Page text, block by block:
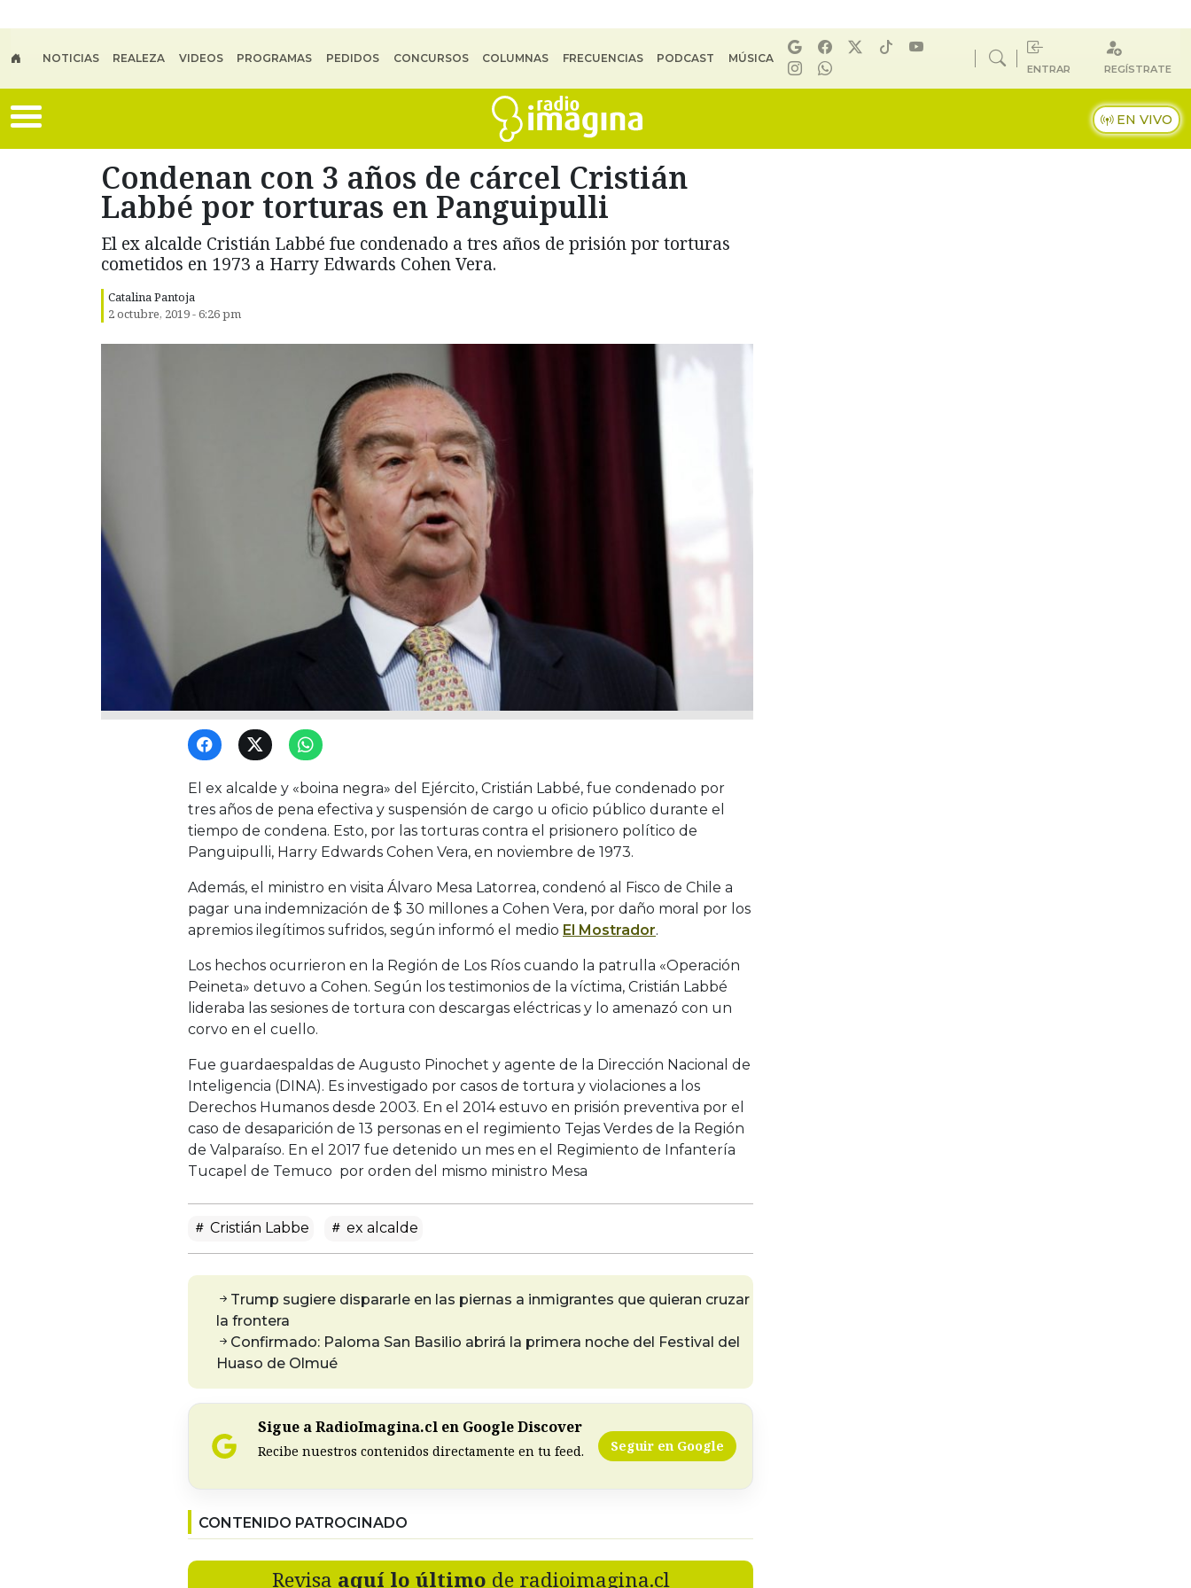
NOTICIAS REALEZA VIDEOS PROGRAMAS PEDIDOS CONCURSOS COLUMNAS FRECUENCIAS PODCAST MÚSICA
ENTRAR REGÍSTRATE
EN VIVO
Condenan con 3 años de cárcel Cristián
Labbé por torturas en Panguipulli
El ex alcalde Cristián Labbé fue condenado a tres años de prisión por torturas
cometidos en 1973 a Harry Edwards Cohen Vera.
Catalina Pantoja
2 octubre, 2019 - 6:26 pm
El ex alcalde y «boina negra» del Ejército, Cristián Labbé, fue condenado por
tres años de pena efectiva y suspensión de cargo u oficio público durante el
tiempo de condena. Esto, por las torturas contra el prisionero político de
Panguipulli, Harry Edwards Cohen Vera, en noviembre de 1973.
Además, el ministro en visita Álvaro Mesa Latorrea, condenó al Fisco de Chile a
pagar una indemnización de $ 30 millones a Cohen Vera, por daño moral por los
apremios ilegítimos sufridos, según informó el medio El Mostrador.
Los hechos ocurrieron en la Región de Los Ríos cuando la patrulla «Operación
Peineta» detuvo a Cohen. Según los testimonios de la víctima, Cristián Labbé
lideraba las sesiones de tortura con descargas eléctricas y lo amenazó con un
corvo en el cuello.
Fue guardaespaldas de Augusto Pinochet y agente de la Dirección Nacional de
Inteligencia (DINA). Es investigado por casos de tortura y violaciones a los
Derechos Humanos desde 2003. En el 2014 estuvo en prisión preventiva por el
caso de desaparición de 13 personas en el regimiento Tejas Verdes de la Región
de Valparaíso. En el 2017 fue detenido un mes en el Regimiento de Infantería
Tucapel de Temuco por orden del mismo ministro Mesa
Cristián Labbe ex alcalde
Trump sugiere dispararle en las piernas a inmigrantes que quieran cruzar
la frontera
Confirmado: Paloma San Basilio abrirá la primera noche del Festival del
Huaso de Olmué
Sigue a RadioImagina.cl en Google Discover
Recibe nuestros contenidos directamente en tu feed. Seguir en Google
CONTENIDO PATROCINADO
Revisa aquí lo último de radioimagina.cl